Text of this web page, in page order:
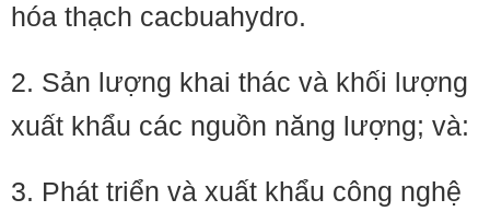
hóa thạch cacbuahydro.
2. Sản lượng khai thác và khối lượng
xuất khẩu các nguồn năng lượng; và:
3. Phát triển và xuất khẩu công nghệ